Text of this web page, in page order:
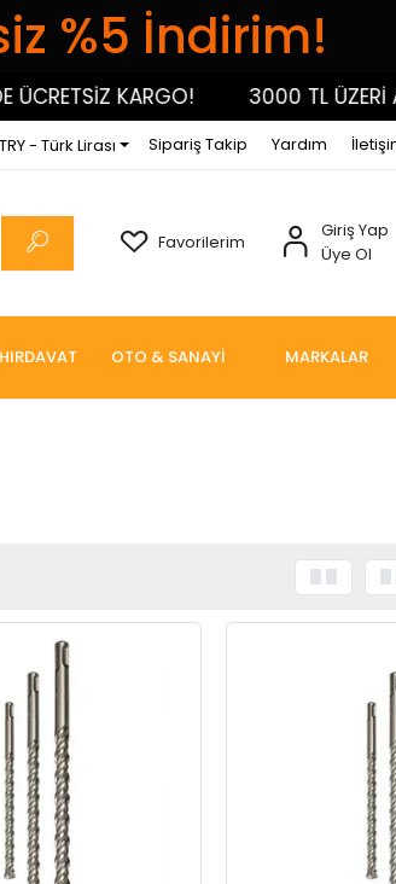
%5 İndirim!
KARGO! 3000 TL ÜZERİ
TRY - Türk Lirası Sipariş Takip Yardım
Favorilerim
Giriş Yap
Üye Ol
OTO & SANAYİ MARKALAR